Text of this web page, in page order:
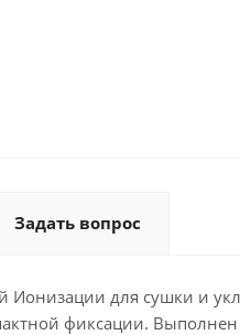
Задать вопрос
для сушки и
фиксации.